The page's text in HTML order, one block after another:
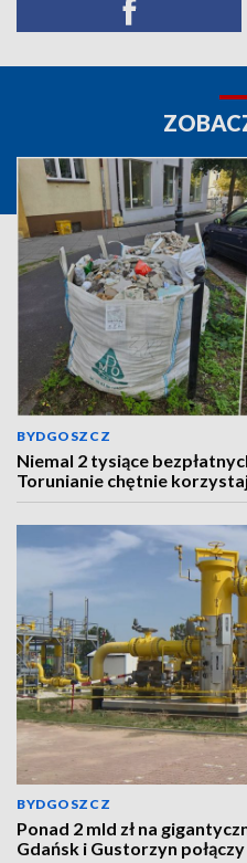
BYDGOSZCZ
Niemal 2 tysiące
Torunianie chętnie
BYDGOSZCZ
Ponad 2 mld zł na
Gdańsk i Gustorzyn